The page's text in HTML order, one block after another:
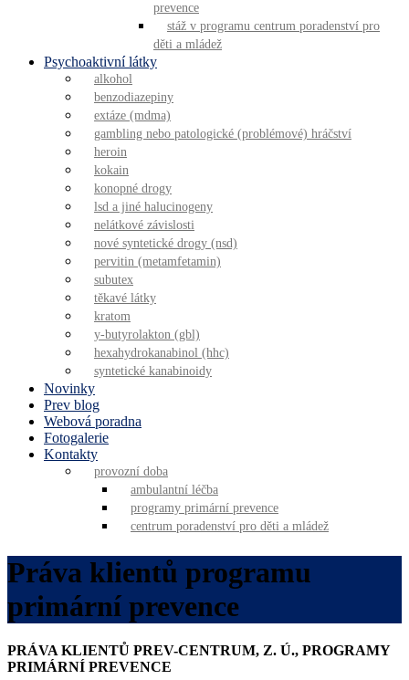
prevence
stáž v programu centrum poradenství pro
děti a mládež
Psychoaktivní látky
alkohol
benzodiazepiny
extáze (mdma)
gambling nebo patologické (problémové) hráčství
heroin
kokain
konopné drogy
lsd a jiné halucinogeny
nelátkové závislosti
nové syntetické drogy (nsd)
pervitin (metamfetamin)
subutex
těkavé látky
kratom
y-butyrolakton (gbl)
hexahydrokanabinol (hhc)
syntetické kanabinoidy
Novinky
Prev blog
Webová poradna
Fotogalerie
Kontakty
provozní doba
ambulantní léčba
programy primární prevence
centrum poradenství pro děti a mládež
Práva klientů programu
primární prevence
PRÁVA KLIENTŮ PREV-CENTRUM, Z. Ú., PROGRAMY
PRIMÁRNÍ PREVENCE